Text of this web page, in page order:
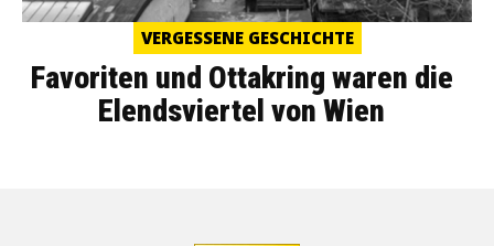
VERGESSENE GESCHICHTE
Favoriten und Ottakring waren die
Elendsviertel von Wien